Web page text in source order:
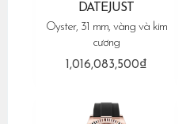
DATEJUST
Oyster, 31 mm, vàng và kim
cương
1,016,083,500₫